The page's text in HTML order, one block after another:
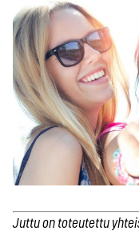
Juttu on toteutettu